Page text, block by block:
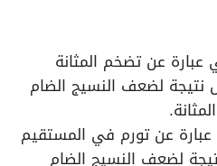
عبارة عن تضخم المثانة
لضعف النسيج الضام
عن تورم في المستقيم
لضعف النسيج الضام